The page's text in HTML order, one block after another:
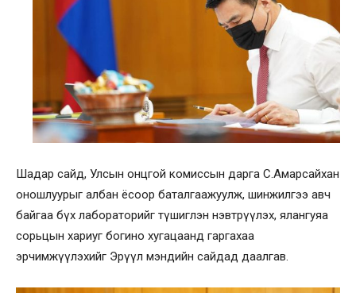
Шадар сайд, Улсын онцгой комиссын дарга С.Амарсайхан
оношлуурыг албан ёсоор баталгаажуулж, шинжилгээ авч
байгаа бүх лабораторийг түшиглэн нэвтрүүлэх, ялангуяа
сорьцын хариуг богино хугацаанд гаргахаа
эрчимжүүлэхийг Эрүүл мэндийн сайдад даалгав.